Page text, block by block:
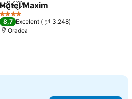
DistribuițiAdăugaţi la favorite
Hotel Maxim
4 Stele
8,7 Excelent
3.248
Oradea